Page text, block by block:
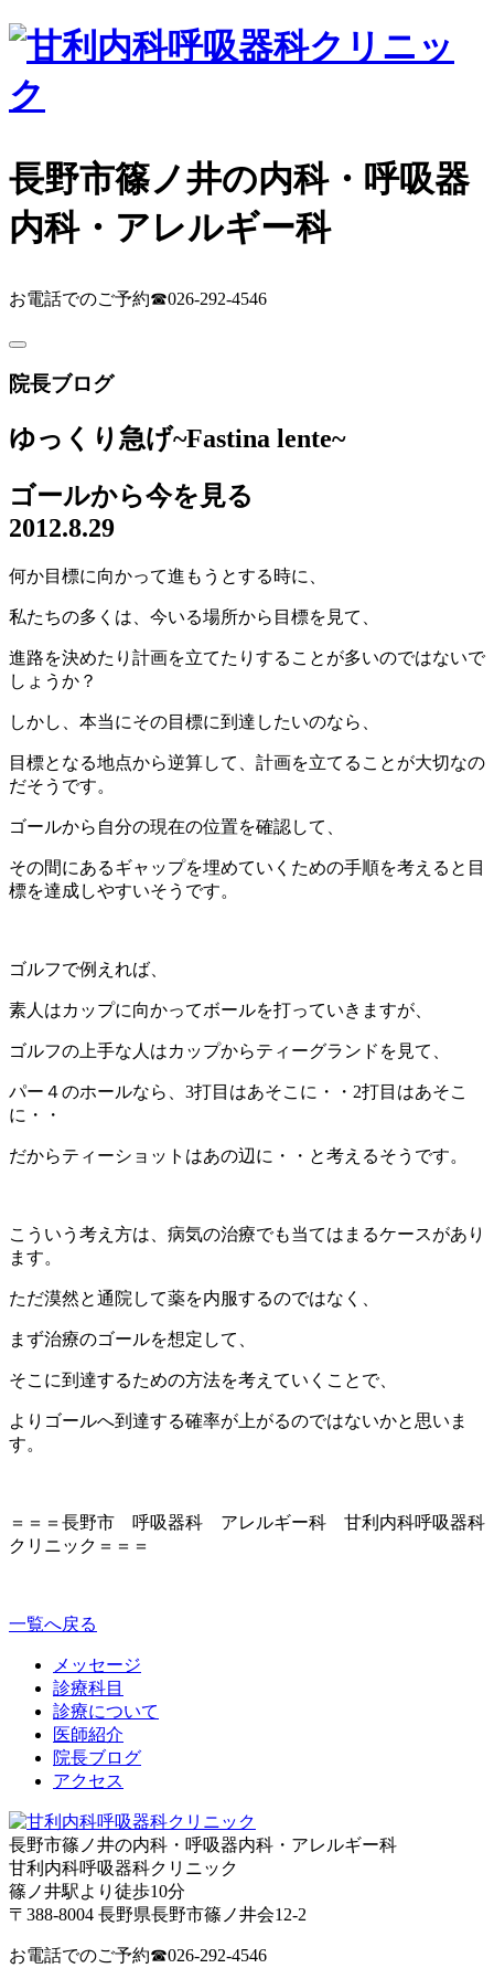
長野市篠ノ井の内科・呼吸器
内科・アレルギー科
お電話でのご予約☎026-292-4546
院長ブログ
ゆっくり急げ~Fastina lente~
ゴールから今を見る
2012.8.29
何か目標に向かって進もうとする時に、
私たちの多くは、今いる場所から目標を見て、
進路を決めたり計画を立てたりすることが多いのではないで
しょうか？
しかし、本当にその目標に到達したいのなら、
目標となる地点から逆算して、計画を立てることが大切なの
だそうです。
ゴールから自分の現在の位置を確認して、
その間にあるギャップを埋めていくための手順を考えると目
標を達成しやすいそうです。
ゴルフで例えれば、
素人はカップに向かってボールを打っていきますが、
ゴルフの上手な人はカップからティーグランドを見て、
パー４のホールなら、3打目はあそこに・・2打目はあそこ
に・・
だからティーショットはあの辺に・・と考えるそうです。
こういう考え方は、病気の治療でも当てはまるケースがあり
ます。
ただ漠然と通院して薬を内服するのではなく、
まず治療のゴールを想定して、
そこに到達するための方法を考えていくことで、
よりゴールへ到達する確率が上がるのではないかと思いま
す。
＝＝＝長野市 呼吸器科 アレルギー科 甘利内科呼吸器科
クリニック＝＝＝
一覧へ戻る
メッセージ
診療科目
診療について
医師紹介
院長ブログ
アクセス
長野市篠ノ井の内科・呼吸器内科・アレルギー科
甘利内科呼吸器科クリニック
篠ノ井駅より徒歩10分
〒388-8004 長野県長野市篠ノ井会12-2
お電話でのご予約☎026-292-4546